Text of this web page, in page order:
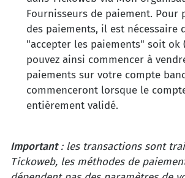
Fournisseurs de paiement. Pour
des paiements, il est nécessaire
"accepter les paiements" soit ok
pouvez ainsi commencer à
paiements sur votre compte
commenceront lorsque le
entièrement validé.
Important: les transactions sont
Tickoweb, les méthodes de